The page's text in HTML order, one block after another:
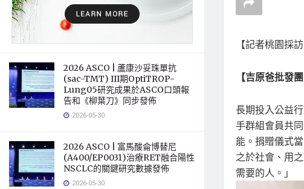
2026 ASCO | 蘆康沙妥珠單抗
(sac-TMT) III期OptiTROP-
Lung05研究成果於ASCO口頭報
告和《柳葉刀》同步發佈
2026-05-30
2026 ASCO | 富馬酸侖博替尼
(A400/EP0031)治療RET融合陽性
NSCLC的關鍵研究數據發佈
2026-05-30
【記者桃園採
【吉原爸批發
長期投入公益
手群組會員共
能。捐贈儀式
之於社會、用
需要的人。」